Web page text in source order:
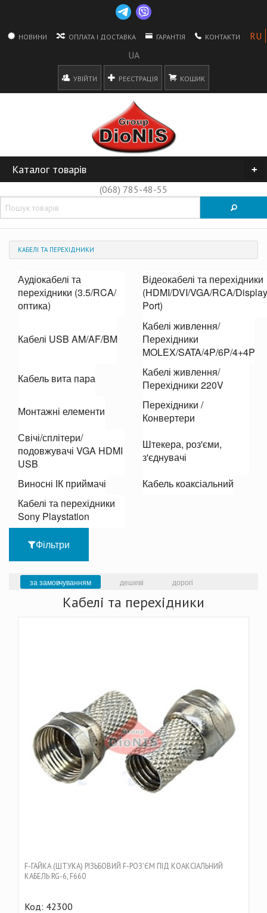
НОВИНИ ОПЛАТА І ДОСТАВКА ГАРАНТІЯ КОНТАКТИ
УВІЙТИ РЕЄСТРАЦІЯ КОШИК
+
Каталог товарів
(068) 785-48-55
КАБЕЛІ ТА ПЕРЕХІДНИКИ
Аудіокабелі та
перехідники (3.5/RCA/
оптика)
Відеокабелі та перехідники
(HDMI/DVI/VGA/RCA/Display
Port)
Кабелі USB AM/AF/BM
Кабелі живлення/
Перехідники
MOLEX/SATA/4P/6P/4+4P
Кабель вита пара
Кабелі живлення/
Перехідники 220V
Монтажні елементи
Перехідники /
Конвертери
Свічі/сплітери/
подовжувачі VGA HDMI
USB
Штекера, роз'єми,
з'єднувачі
Виносні ІК приймачі
Кабель коаксіальний
Кабелі та перехідники
Sony Playstation
Фільтри
за замовчуванням дешеві дорогі
Кабелі та перехідники
F-ГАЙКА (ШТУКА) РІЗЬБОВИЙ F-РОЗ'ЄМ ПІД КОАКСІАЛЬНИЙ
КАБЕЛЬ RG-6, F660
Код: 42300